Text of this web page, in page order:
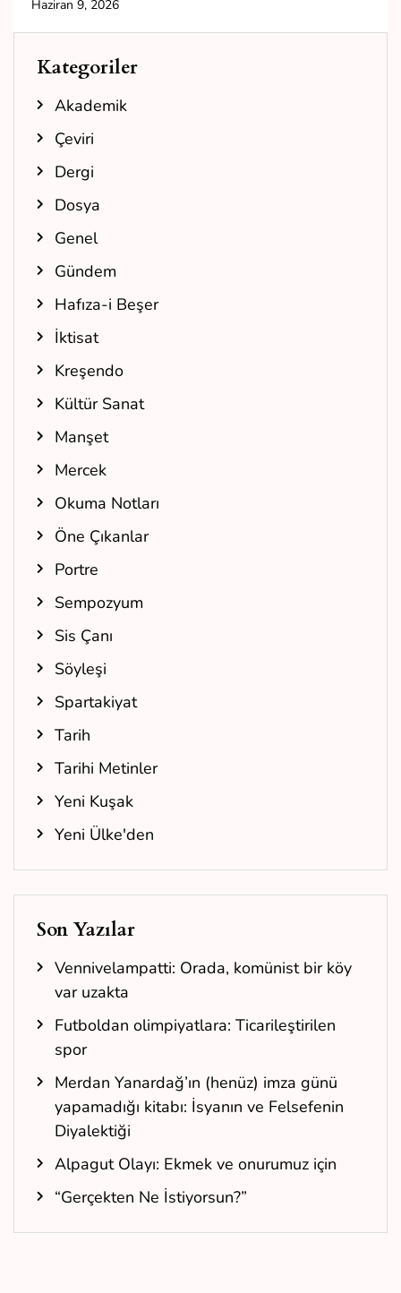
Haziran 9, 2026
Kategoriler
Akademik
Çeviri
Dergi
Dosya
Genel
Gündem
Hafıza-i Beşer
İktisat
Kreşendo
Kültür Sanat
Manşet
Mercek
Okuma Notları
Öne Çıkanlar
Portre
Sempozyum
Sis Çanı
Söyleşi
Spartakiyat
Tarih
Tarihi Metinler
Yeni Kuşak
Yeni Ülke'den
Son Yazılar
Vennivelampatti: Orada, komünist bir köy
var uzakta
Futboldan olimpiyatlara: Ticarileştirilen
spor
Merdan Yanardağ’ın (henüz) imza günü
yapamadığı kitabı: İsyanın ve Felsefenin
Diyalektiği
Alpagut Olayı: Ekmek ve onurumuz için
“Gerçekten Ne İstiyorsun?”